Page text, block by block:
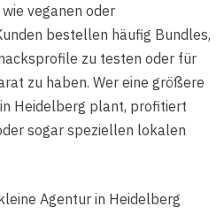
veganen oder
bestellen häufig Bundles,
zu testen oder für
zu haben. Wer eine größere
Heidelberg plant, profitiert
sogar speziellen lokalen
Agentur in Heidelberg